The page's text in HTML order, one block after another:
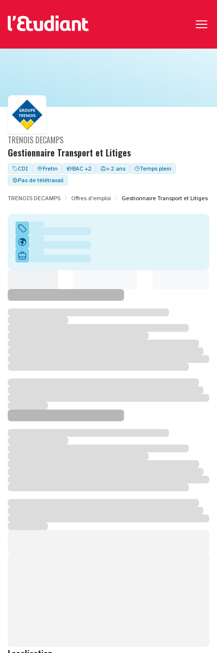
Gestionnaire Transport et Litiges
TRENOIS DECAMPS
CDI Fretin BAC +2 > 2 ans
Temps plein
Pas de télétravail
TRENOIS DECAMPS Offres d'emploi Gestionnaire Transport et Litiges